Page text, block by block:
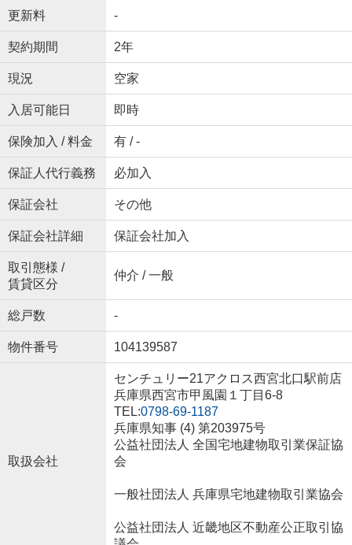
更新料 -
契約期間 2年
現況 空家
入居可能日 即時
保険加入 / 料金 有 / -
保証人代行義務 必加入
保証会社 その他
保証会社詳細 保証会社加入
取引態様 /
賃貸区分
仲介 / 一般
総戸数 -
物件番号 104139587
取扱会社
センチュリー21アクロス西宮北口駅前店
兵庫県西宮市甲風園１丁目6-8
TEL:0798-69-1187
兵庫県知事 (4) 第203975号
公益社団法人 全国宅地建物取引業保証協
会
一般社団法人 兵庫県宅地建物取引業協会
公益社団法人 近畿地区不動産公正取引協